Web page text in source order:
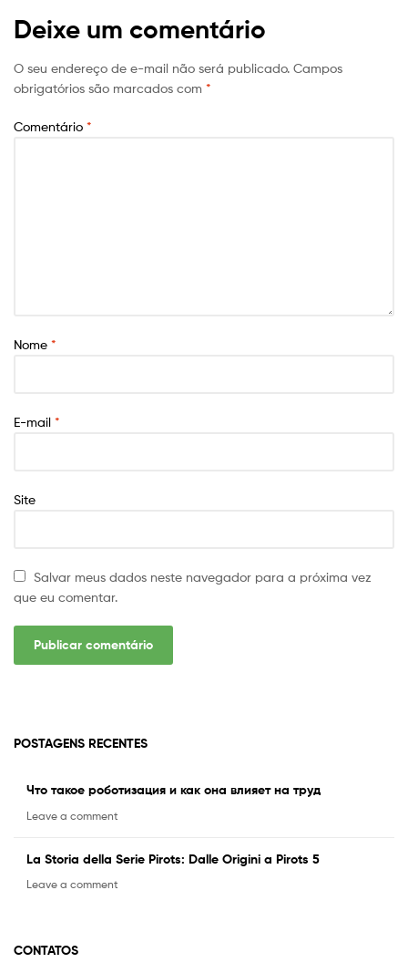
Deixe um comentário
O seu endereço de e-mail não será publicado. Campos
obrigatórios são marcados com *
Comentário *
Nome *
E-mail *
Site
Salvar meus dados neste navegador para a próxima vez
que eu comentar.
POSTAGENS RECENTES
Что такое роботизация и как она влияет на труд
Leave a comment
La Storia della Serie Pirots: Dalle Origini a Pirots 5
Leave a comment
CONTATOS